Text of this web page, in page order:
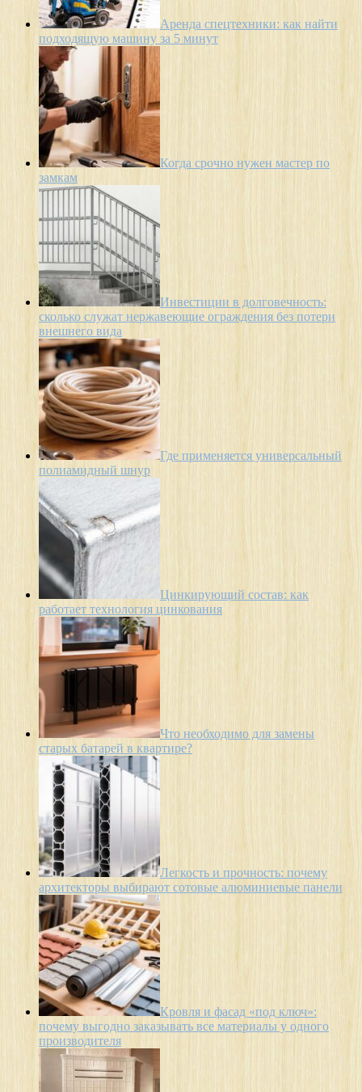
Аренда спецтехники: как найти
подходящую машину за 5 минут
Когда срочно нужен мастер по
замкам
Инвестиции в долговечность:
сколько служат нержавеющие ограждения без потери
внешнего вида
Где применяется универсальный
полиамидный шнур
Цинкирующий состав: как
работает технология цинкования
Что необходимо для замены
старых батарей в квартире?
Легкость и прочность: почему
архитекторы выбирают сотовые алюминиевые панели
Кровля и фасад «под ключ»:
почему выгодно заказывать все материалы у одного
производителя